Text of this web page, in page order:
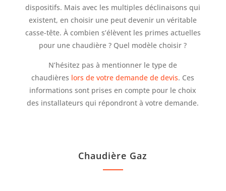
dispositifs. Mais avec les multiples déclinaisons qui
existent, en choisir une peut devenir un véritable
casse-tête. À combien s’élèvent les primes actuelles
pour une chaudière ? Quel modèle choisir ?
N’hésitez pas à mentionner le type de
chaudières lors de votre demande de devis. Ces
informations sont prises en compte pour le choix
des installateurs qui répondront à votre demande.
Chaudière Gaz